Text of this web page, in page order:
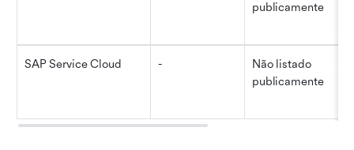
publicamente
SAP Service Cloud -
Não listado
publicamente